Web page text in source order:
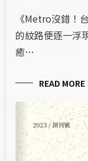
《Metro沒錯！
的紋路便逐一浮
癒…
READ MORE